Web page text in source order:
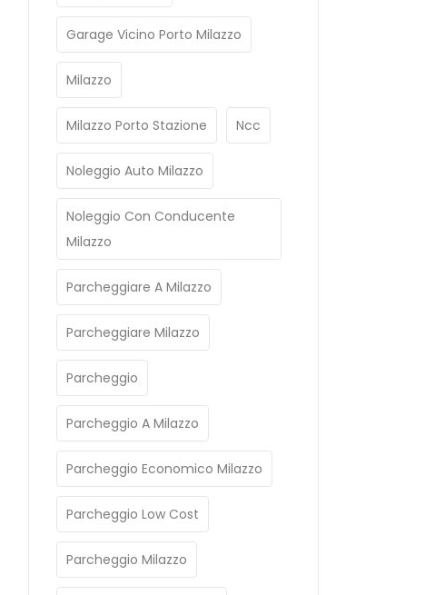
Garage Vicino Porto Milazzo
Milazzo
Milazzo Porto Stazione Ncc
Noleggio Auto Milazzo
Noleggio Con Conducente
Milazzo
Parcheggiare A Milazzo
Parcheggiare Milazzo
Parcheggio
Parcheggio A Milazzo
Parcheggio Economico Milazzo
Parcheggio Low Cost
Parcheggio Milazzo